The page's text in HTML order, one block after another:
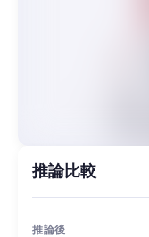
推論比較
推論後